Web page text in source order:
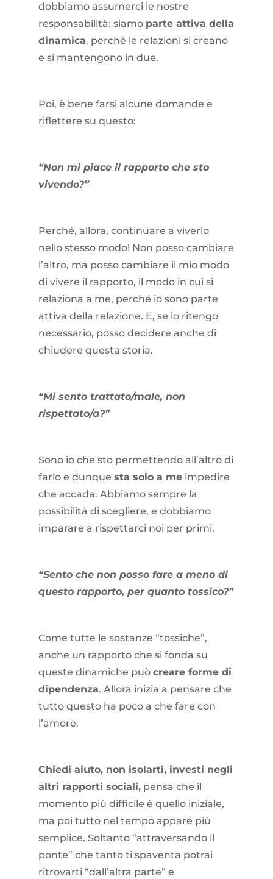
dobbiamo assumerci le nostre
responsabilità: siamo parte attiva della
dinamica, perché le relazioni si creano
e si mantengono in due.
Poi, è bene farsi alcune domande e
riflettere su questo:
“Non mi piace il rapporto che sto
vivendo?”
Perché, allora, continuare a viverlo
nello stesso modo! Non posso cambiare
l’altro, ma posso cambiare il mio modo
di vivere il rapporto, il modo in cui si
relaziona a me, perché io sono parte
attiva della relazione. E, se lo ritengo
necessario, posso decidere anche di
chiudere questa storia.
“Mi sento trattato/male, non
rispettato/a?”
Sono io che sto permettendo all’altro di
farlo e dunque sta solo a meimpedire
che accada. Abbiamo sempre la
possibilità di scegliere, e dobbiamo
imparare a rispettarci noi per primi.
“Sento che non posso fare a meno di
questo rapporto, per quanto tossico?”
Come tutte le sostanze “tossiche”,
anche un rapporto che si fonda su
queste dinamiche può creare forme di
dipendenza. Allora inizia a pensare che
tutto questo ha poco a che fare con
l’amore.
Chiedi aiuto, non isolarti, investi negli
altri rapporti sociali,pensa che il
momento più difficile è quello iniziale,
ma poi tutto nel tempo appare più
semplice. Soltanto “attraversando il
ponte” che tanto ti spaventa potrai
ritrovarti “dall’altra parte” e